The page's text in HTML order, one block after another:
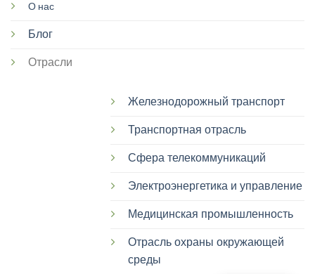
О нас
Блог
Отрасли
Железнодорожный транспорт
Транспортная отрасль
Сфера телекоммуникаций
Электроэнергетика и управление
Медицинская промышленность
Отрасль охраны окружающей
среды